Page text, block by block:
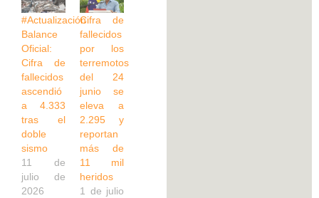
#Actualización
Balance
Oficial:
Cifra de
fallecidos
ascendió
a 4.333
tras el
doble
sismo
11 de
julio de
2026
Cifra de
fallecidos
por los
terremotos
del 24
junio se
eleva a
2.295 y
reportan
más de
11 mil
heridos
1 de julio